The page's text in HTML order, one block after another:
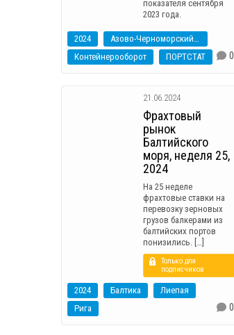
показателя сентября
2023 года.
2024
Азово-Черноморский бассейн
Контейнерооборот
ПОРТСТАТ 0
21.06.2024
Фрахтовый
рынок
Балтийского
моря, неделя 25,
2024
На 25 неделе
фрахтовые ставки на
перевозку зерновых
грузов балкерами из
балтийских портов
понизились. […]
Только для
подписчиков
2024 Балтика
Лиепая
Рига
0